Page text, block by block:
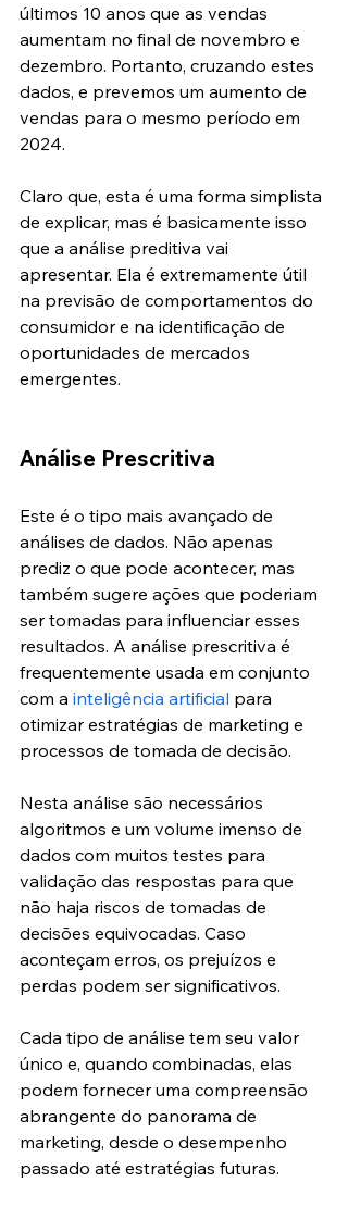
últimos 10 anos que as vendas
aumentam no final de novembro e
dezembro. Portanto, cruzando estes
dados, e prevemos um aumento de
vendas para o mesmo período em
2024.
Claro que, esta é uma forma simplista
de explicar, mas é basicamente isso
que a análise preditiva vai
apresentar. Ela é extremamente útil
na previsão de comportamentos do
consumidor e na identificação de
oportunidades de mercados
emergentes.
Análise Prescritiva
Este é o tipo mais avançado de
análises de dados. Não apenas
prediz o que pode acontecer, mas
também sugere ações que poderiam
ser tomadas para influenciar esses
resultados. A análise prescritiva é
frequentemente usada em conjunto
com a inteligência artificial para
otimizar estratégias de marketing e
processos de tomada de decisão.
Nesta análise são necessários
algoritmos e um volume imenso de
dados com muitos testes para
validação das respostas para que
não haja riscos de tomadas de
decisões equivocadas. Caso
aconteçam erros, os prejuízos e
perdas podem ser significativos.
Cada tipo de análise tem seu valor
único e, quando combinadas, elas
podem fornecer uma compreensão
abrangente do panorama de
marketing, desde o desempenho
passado até estratégias futuras.